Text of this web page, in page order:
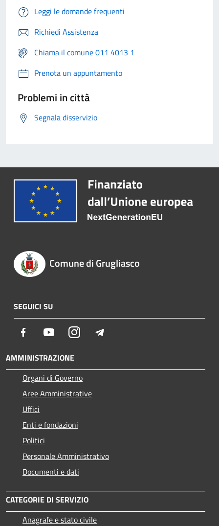
Leggi le domande frequenti
Richiedi Assistenza
Chiama il comune 011 4013 1
Prenota un appuntamento
Problemi in città
Segnala disservizio
Comune di Grugliasco
SEGUICI SU
Facebook YoutubeInstagram
AMMINISTRAZIONE
Organi di Governo
Aree Amministrative
Uffici
Enti e fondazioni
Politici
Personale Amministrativo
Documenti e dati
CATEGORIE DI SERVIZIO
Anagrafe e stato civile